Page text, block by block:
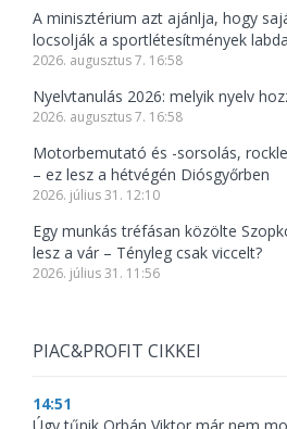
A minisztérium azt ajánlja, hogy
locsolják a sportlétesítmények
2026. augusztus 7. 16:58
Nyelvtanulás 2026: melyik nyelv
2026. augusztus 7. 16:58
Motorbemutató és -sorsolás,
– ez lesz a hétvégén Diósgyőrben
2026. július 31. 12:10
Egy munkás tréfásan közölte
lesz a vár – Tényleg csak viccelt?
2026. július 31. 11:56
PIAC&PROFIT CIKKEI
14:51
Úgy tűnik Orbán Viktor már nem